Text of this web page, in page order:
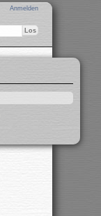
Anmelden